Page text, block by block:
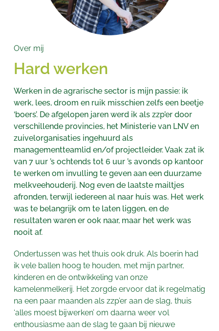
Over mij
Hard werken
Werken in de agrarische sector is mijn passie: ik
werk, lees, droom en ruik misschien zelfs een beetje
‘boers’. De afgelopen jaren werd ik als zzp’er door
verschillende provincies, het Ministerie van LNV en
zuivelorganisaties ingehuurd als
managementteamlid en/of projectleider. Vaak zat ik
van 7 uur ’s ochtends tot 6 uur ’s avonds op kantoor
te werken om invulling te geven aan een duurzame
melkveehouderij. Nog even de laatste mailtjes
afronden, terwijl iedereen al naar huis was. Het werk
was te belangrijk om te laten liggen, en de
resultaten waren er ook naar, maar het werk was
nooit af.
Ondertussen was het thuis ook druk. Als boerin had
ik vele ballen hoog te houden, met mijn partner,
kinderen en de ontwikkeling van onze
kamelenmelkerij. Het zorgde ervoor dat ik regelmatig
na een paar maanden als zzp’er aan de slag, thuis
‘alles moest bijwerken’ om daarna weer vol
enthousiasme aan de slag te gaan bij nieuwe